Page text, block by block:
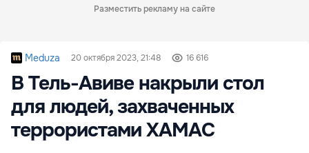
Разместить рекламу на сайте
Meduza 20 октября 2023, 21:48 16 616
В Тель-Авиве накрыли стол
для людей, захваченных
террористами ХАМАС